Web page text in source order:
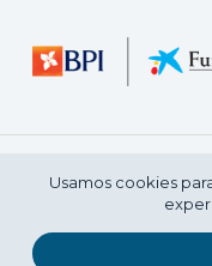
2021 ©
Usamos cookies